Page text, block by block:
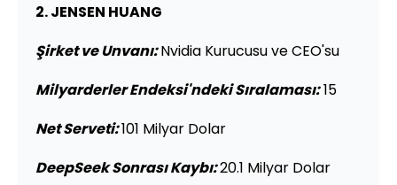
2. JENSEN HUANG
Şirket ve Unvanı:Nvidia Kurucusu ve CEO'su
Milyarderler Endeksi'ndeki Sıralaması:15
Net Serveti:101 Milyar Dolar
DeepSeek Sonrası Kaybı:20.1 Milyar Dolar